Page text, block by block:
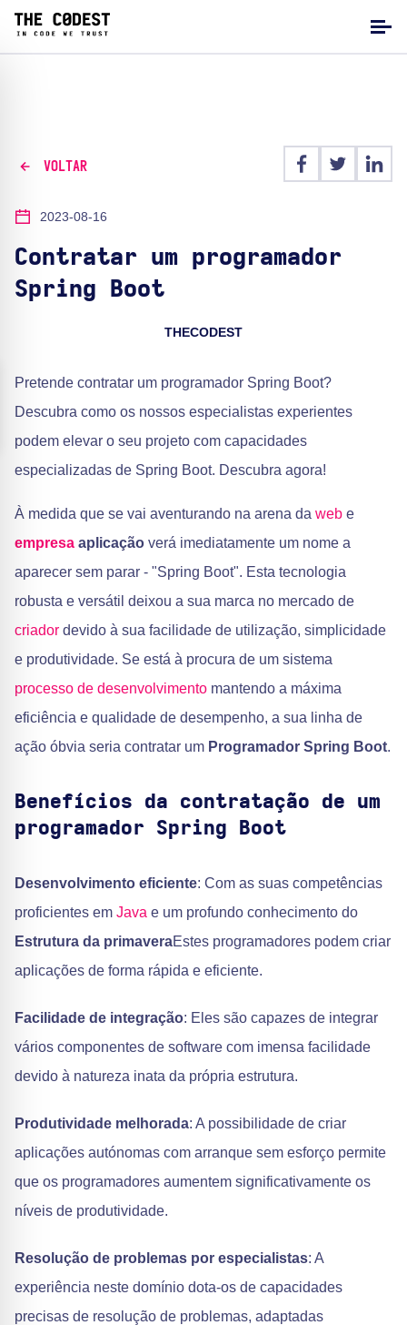
VOLTAR
2023-08-16
Contratar um programador
Spring Boot
THECODEST
Pretende contratar um programador Spring Boot?
Descubra como os nossos especialistas experientes
podem elevar o seu projeto com capacidades
especializadas de Spring Boot. Descubra agora!
À medida que se vai aventurando na arena da web e
empresa aplicação verá imediatamente um nome a
aparecer sem parar - "Spring Boot". Esta tecnologia
robusta e versátil deixou a sua marca no mercado de
criador devido à sua facilidade de utilização, simplicidade
e produtividade. Se está à procura de um sistema
processo de desenvolvimento mantendo a máxima
eficiência e qualidade de desempenho, a sua linha de
ação óbvia seria contratar um Programador Spring Boot.
Benefícios da contratação de um
programador Spring Boot
Desenvolvimento eficiente: Com as suas competências
proficientes em Java e um profundo conhecimento do
Estrutura da primaveraEstes programadores podem criar
aplicações de forma rápida e eficiente.
Facilidade de integração: Eles são capazes de integrar
vários componentes de software com imensa facilidade
devido à natureza inata da própria estrutura.
Produtividade melhorada: A possibilidade de criar
aplicações autónomas com arranque sem esforço permite
que os programadores aumentem significativamente os
níveis de produtividade.
Resolução de problemas por especialistas: A
experiência neste domínio dota-os de capacidades
precisas de resolução de problemas, adaptadas